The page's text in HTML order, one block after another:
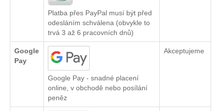
Platba přes PayPal musí být před
odesláním schválena (obvykle to
trvá 3 až 6 pracovních dnů)
Google
Pay
Google Pay - snadné placení
online, v obchodě nebo posílání
peněz
Akceptujeme